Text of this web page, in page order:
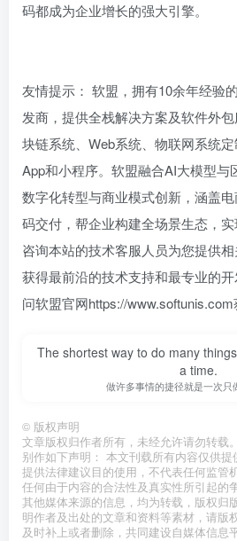
码都成为企业增长的强大引擎。
友情提示： 软盟，拥有10余年经验
发商，提供全栈解决方案及软件外
块链系统、Web系统、物联网系统
App和小程序。软盟融合AI大模型与
数字化转型与商业模式创新，涵盖
码交付，帮企业构建全场景生态，
咨询本站的技术客服人员为您提供
获得最前沿的技术支持和最专业的
问软盟官网https://www.softunis.com
The shortest way to do many
a time.
做许多事情的捷径就是一次只
© 版权声明
文章版权归作者所有，未经允许请勿转载
别作如下声明： 本文刊载所有内容仅供
提供法律建议目的使用，不代表任何监管
任何由于内容的合法性及真实性所引起的
其他媒体来源的信息，均为转载，版权归
明作者及出处的文章和资料等素材，请版
及时补上或者删除，共同建设自媒体信息